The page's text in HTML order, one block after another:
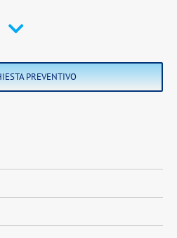
PREVENTIVO